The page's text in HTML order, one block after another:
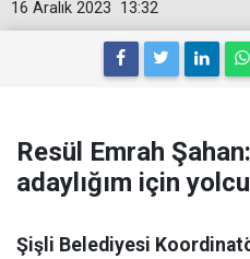
13:32
16 Aralık 2023
Resül Emrah
adaylığım için
Şişli Belediyesi